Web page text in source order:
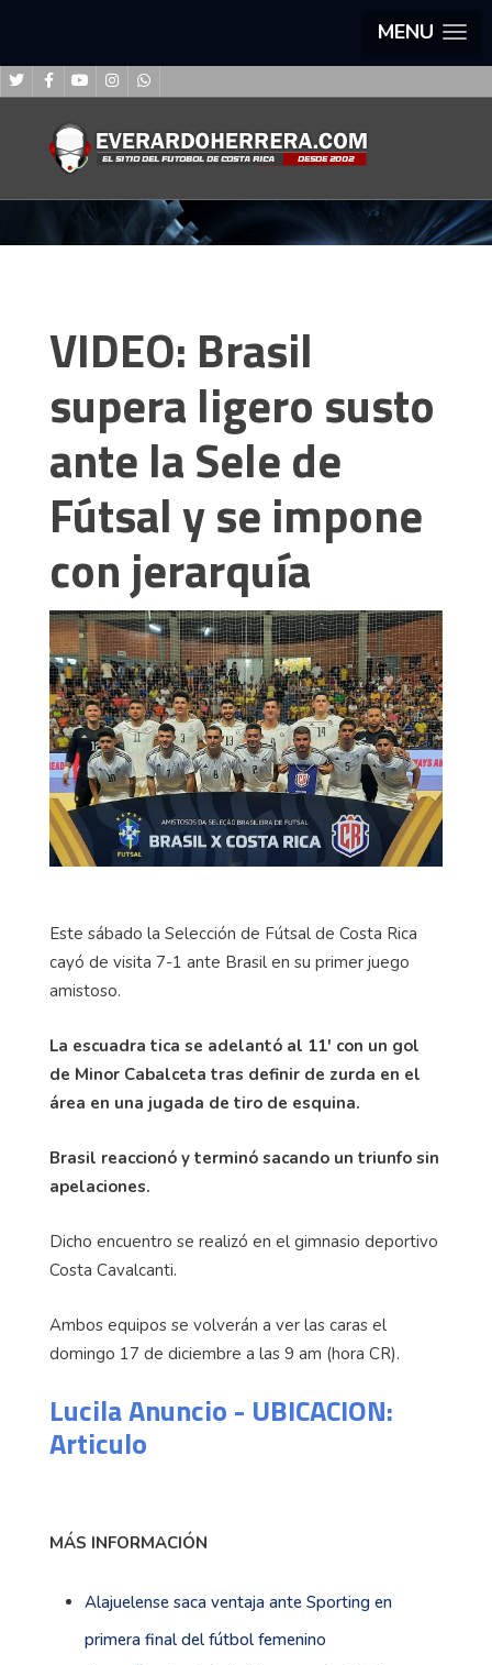
MENU
VIDEO: Brasil
supera ligero susto
ante la Sele de
Fútsal y se impone
con jerarquía
Este sábado la Selección de Fútsal de Costa Rica
cayó de visita 7-1 ante Brasil en su primer juego
amistoso.
La escuadra tica se adelantó al 11' con un gol
de Minor Cabalceta tras definir de zurda en el
área en una jugada de tiro de esquina.
Brasil reaccionó y terminó sacando un triunfo sin
apelaciones.
Dicho encuentro se realizó en el gimnasio deportivo
Costa Cavalcanti.
Ambos equipos se volverán a ver las caras el
domingo 17 de diciembre a las 9 am (hora CR).
Lucila Anuncio - UBICACION:
Articulo
MÁS INFORMACIÓN
Alajuelense saca ventaja ante Sporting en
primera final del fútbol femenino